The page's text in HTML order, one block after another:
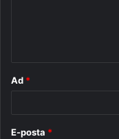
Ad *
E-posta *